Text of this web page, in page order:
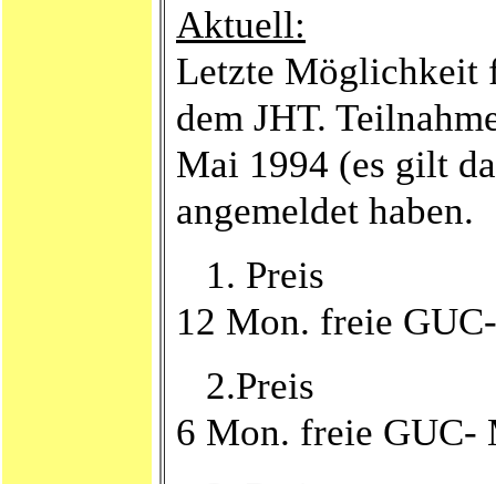
Aktuell:
Letzte Möglichkeit
dem JHT.
Mai 1994 (es gilt
angemeldet haben.
1. Preis
12 Mon. freie
2.Preis
6 Mon. freie GUC-